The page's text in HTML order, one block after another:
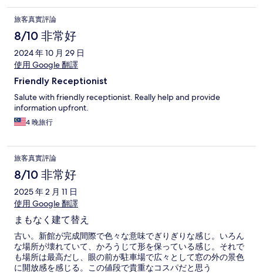
旅客真實評論
8/10 非常好
2024 年 10 月 29 日
使用 Google 翻譯
Friendly Receptionist
Salute with friendly receptionist. Really help and provide
information upfront.
4 晚旅行
旅客真實評論
8/10 非常好
2025 年 2 月 11 日
使用 Google 翻譯
まもなく建て替え
古い。新館が完成間際で色々な意味でぎりぎりな感じ。いろん
な場所が壊れていて、かろうじて形を保っている感じ。それで
も場所は最高だし、眼の前が駐車場で広々として窓の外の景色
に開放感を感じる。この値段で貴重なコスパだと思う